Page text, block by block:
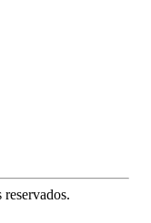
reservados.